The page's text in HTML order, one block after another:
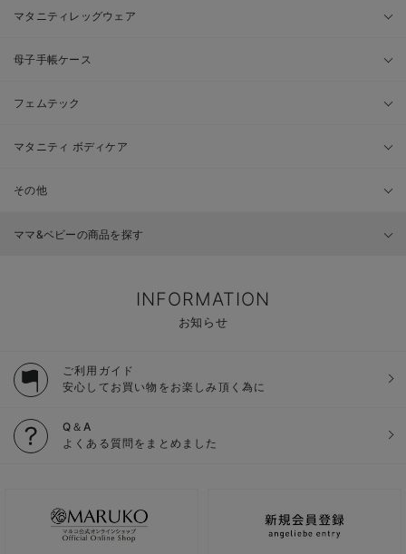
マタニティレッグウェア
母子手帳ケース
フェムテック
マタニティ ボディケア
その他
ママ&ベビーの商品を探す
INFORMATION
お知らせ
ご利用ガイド
安心してお買い物をお楽しみ頂く為に
Q＆A
よくある質問をまとめました